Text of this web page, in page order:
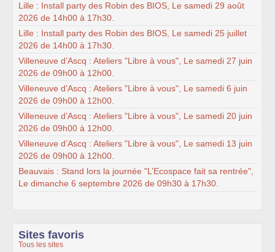
Lille : Install party des Robin des BIOS, Le samedi 29 août
2026 de 14h00 à 17h30.
Lille : Install party des Robin des BIOS, Le samedi 25 juillet
2026 de 14h00 à 17h30.
Villeneuve d’Ascq : Ateliers "Libre à vous", Le samedi 27 juin
2026 de 09h00 à 12h00.
Villeneuve d’Ascq : Ateliers "Libre à vous", Le samedi 6 juin
2026 de 09h00 à 12h00.
Villeneuve d’Ascq : Ateliers "Libre à vous", Le samedi 20 juin
2026 de 09h00 à 12h00.
Villeneuve d’Ascq : Ateliers "Libre à vous", Le samedi 13 juin
2026 de 09h00 à 12h00.
Beauvais : Stand lors la journée "L’Ecospace fait sa rentrée",
Le dimanche 6 septembre 2026 de 09h30 à 17h30.
Sites favoris
Tous les sites